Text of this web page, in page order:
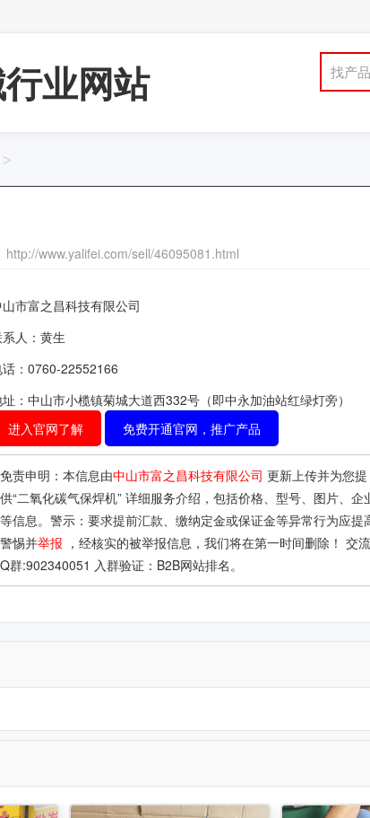
业网站 找产品
>
http://www.yalifei.com/sell/46095081.html
市富之昌科技有限公司
人：黄生
话：0760-22552166
：中山市小榄镇菊城大道西332号（即中永加油站红绿灯旁）
进入官网了解
免费开通官网，推广产品
免责申明：本信息由中山市富之昌科技有限公司 更新上传并为您提
供“二氧化碳气保焊机” 详细服务介绍，包括价格、型号、图片、企
等信息。警示：要求提前汇款、缴纳定金或保证金等异常行为应提
警惕并举报 ，经核实的被举报信息，我们将在第一时间删除！ 交
Q群:902340051 入群验证：B2B网站排名。